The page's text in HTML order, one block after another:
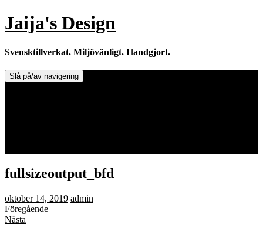
Hoppa
till
Jaija's Design
Svensktillverkat. Miljövänligt. Handgjort.
Slå på/av navigering
fullsizeoutput_bfd
oktober 14, 2019 admin
Föregående
Nästa